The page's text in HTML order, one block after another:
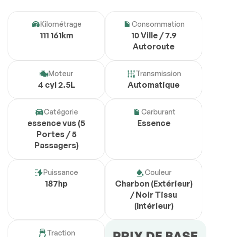
Kilométrage
111 161km
Consommation
10 Ville / 7.9
Autoroute
Moteur
4 cyl 2.5L
Transmission
Automatique
Catégorie
essence vus (5
Portes / 5
Passagers)
Carburant
Essence
Puissance
187hp
Couleur
Charbon (Extérieur)
/ Noir Tissu
(Intérieur)
Traction